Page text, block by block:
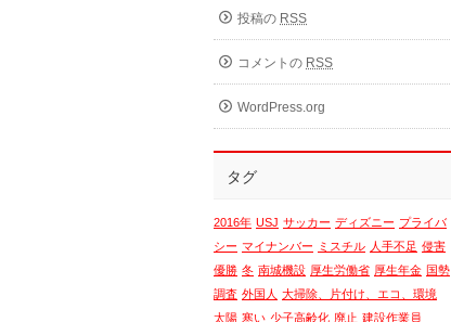
投稿の RSS
コメントの RSS
WordPress.org
タグ
2016年 USJ サッカー ディズニー プライバ
シー マイナンバー ミスチル 人手不足 侵害
優勝 冬 南城機設 厚生労働省 厚生年金 国勢
調査 外国人 大掃除、片付け、エコ、環境
太陽 寒い 少子高齢化 廃止 建設作業員